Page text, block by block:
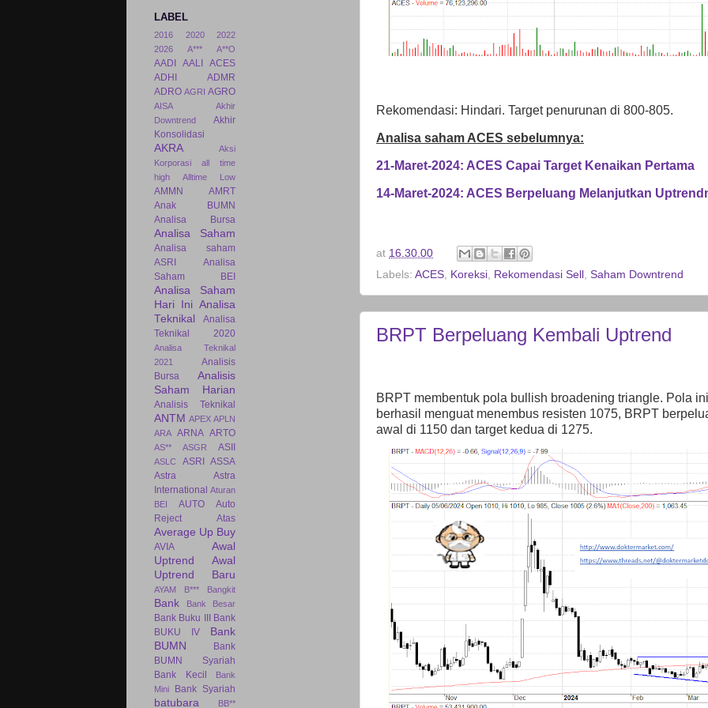
Rekomendasi: Hindari. Target penurunan di 800-805.
Analisa saham ACES sebelumnya:
21-Maret-2024: ACES Capai Target Kenaikan Pertama
14-Maret-2024: ACES Berpeluang Melanjutkan
at 16.30.00
Labels: ACES, Koreksi, Rekomendasi Sell , Saham Downtrend
BRPT Berpeluang Kembali Uptrend
BRPT membentuk pola bullish broadening triangle. Pola
berhasil menguat menembus resisten 1075, BRPT
awal di 1150 dan target kedua di 1275.
LABEL
2016 2020
2022
2026
A*** A**O
AADI AALI
ACES
ADHI
ADMR
ADRO AGRI AGRO
AISA
Akhir
Downtrend
Akhir
Konsolidasi
AKRA
Aksi
Korporasi
all time
high
Alltime Low
AMMN
AMRT
Anak BUMN
Analisa Bursa
Analisa Saham
Analisa saham
ASRI
Analisa
Saham BEI
Analisa Saham
Hari Ini Analisa
Teknikal
Analisa
Teknikal 2020
Analisa Teknikal
2021
Analisis
Bursa
Analisis
Saham Harian
Analisis Teknikal
ANTM APEX APLN
ARA ARNA ARTO
AS** ASGR ASII
ASLC ASRI
ASSA
Astra
Astra
International Aturan
BEI
AUTO
Auto
Reject Atas
Average Up Buy
AVIA
Awal
Uptrend
Awal
Uptrend Baru
AYAM B*** Bangkit
Bank Bank Besar
Bank Buku III
Bank
BUKU IV
Bank
BUMN
Bank
BUMN Syariah
Bank Kecil
Bank
Mini
Bank Syariah
batubara BB**